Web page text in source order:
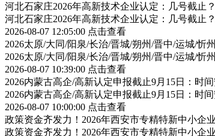
河北石家庄2026年高新技术企业认定：几号截止
河北石家庄2026年高新技术企业认定：几号截止
2026-08-07 12:05:00 点击查看
2026太原/大同/阳泉/长治/晋城/朔州/晋中/运城/
2026太原/大同/阳泉/长治/晋城/朔州/晋中/运城/
2026-08-07 10:39:00 点击查看
2026内蒙古高企/高新认定申报截止9月15日：时
2026内蒙古高企/高新认定申报截止9月15日：时
2026-08-07 10:00:00 点击查看
政策资金齐发力！2026年西安市专精特新中小企
政策资金齐发力！2026年西安市专精特新中小企